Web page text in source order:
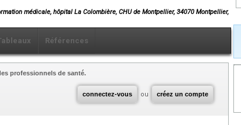
médicale, hôpital La Colombière, CHU de Montpellier, 34070 Montpellier,
Références
connectez-vous ou créez un compte
professionnels de santé.